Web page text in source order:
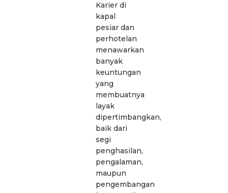
Karier di
kapal
pesiar dan
perhotelan
menawarkan
banyak
keuntungan
yang
membuatnya
layak
dipertimbangkan,
baik dari
segi
penghasilan,
pengalaman,
maupun
pengembangan